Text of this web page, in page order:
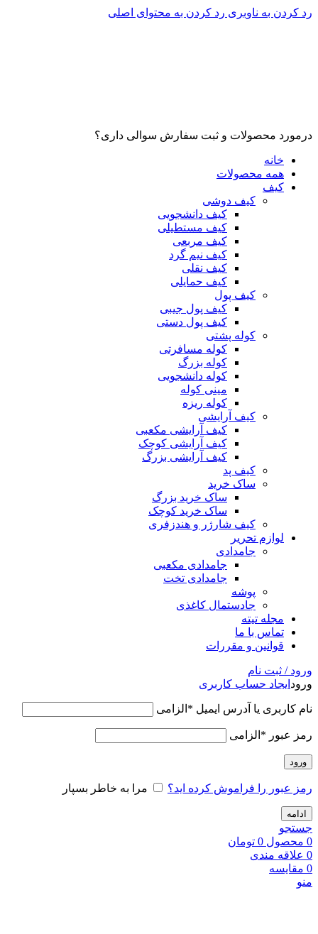
رد کردن به ناوبری رد کردن به محتوای اصلی
درمورد محصولات و ثبت سفارش سوالی داری؟
خانه
همه محصولات
کیف
کیف دوشی
کیف دانشجویی
کیف مستطیلی
کیف مربعی
کیف نیم گرد
کیف نقلی
کیف حمایلی
کیف پول
کیف پول جیبی
کیف پول دستی
کوله پشتی
کوله مسافرتی
کوله بزرگ
کوله دانشجویی
مینی کوله
کوله ریزه
کیف آرایشی
کیف آرایشی مکعبی
کیف آرایشی کوچک
کیف آرایشی بزرگ
کیف پد
ساک خرید
ساک خرید بزرگ
ساک خرید کوچک
کیف شارژر و هندزفری
لوازم تحریر
جامدادی
جامدادی مکعبی
جامدادی تخت
پوشه
جادستمال کاغذی
مجله تیته
تماس با ما
قوانین و مقررات
ورود / ثبت نام
ورود ایجاد حساب کاربری
نام کاربری یا آدرس ایمیل * الزامی
رمز عبور * الزامی
ورود
رمز عبور را فراموش کرده اید؟ مرا به خاطر بسپار
ادامه
جستجو
0 محصول 0 تومان
0 علاقه مندی
0 مقایسه
منو